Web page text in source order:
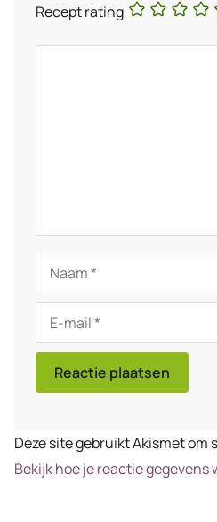
Recept rating
Naam
mail
Deze site gebruikt Akismet om
Bekijk hoe je reactie gegevens